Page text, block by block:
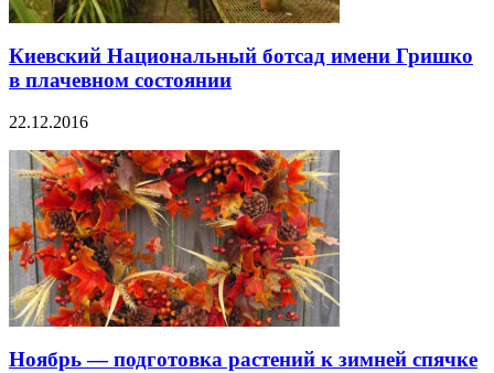
Киевский Национальный ботсад имени Гришко
в плачевном состоянии
22.12.2016
Ноябрь — подготовка растений к зимней спячке